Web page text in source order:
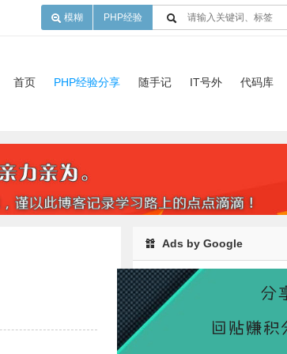
模糊 PHP经验
首页 PHP经验分享 随手记 IT号外 代码库
Ads by Google